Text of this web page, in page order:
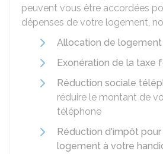
peuvent vous être accordées
dépenses de votre logement,
Allocation de logement
Exonération de la taxe
Réduction sociale
réduire le montant de
téléphone
Réduction d'impôt
logement à votre